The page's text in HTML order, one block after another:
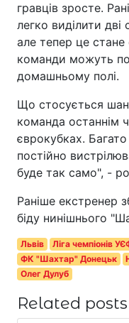
гравців зросте.
легко виділити дві
але тепер це стане
команди можуть
домашньому полі.
Що стосується
команда останнім
єврокубках.
постійно
буде так само", -
Раніше екстренер
біду нинішнього
Львів Ліга чемпіонів
ФК "Шахтар" Донецьк
Олег Дулуб
Related posts